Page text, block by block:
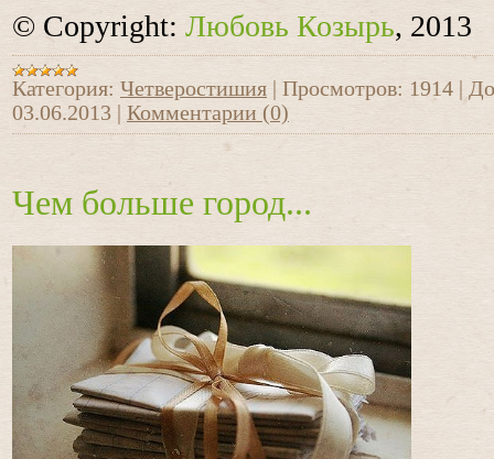
© Copyright: Любовь Козырь, 2013
Категория: Четверостишия Просмотров: 1914
03.06.2013
Комментарии (0)
Чем больше город...